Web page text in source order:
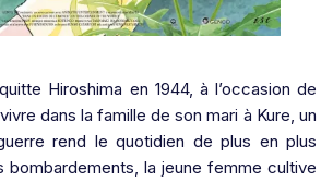
Hiroshima en 1944, à l’occasion de
dans la famille de son mari à Kure, un
rend le quotidien de plus en plus
bombardements, la jeune femme cultive